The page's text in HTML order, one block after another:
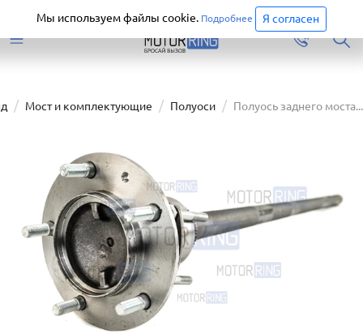
Перейти
Мост и комплектующие Полуоси Полуось заднего моста...
Мы используем файлы cookie. Подробнее Я согласен